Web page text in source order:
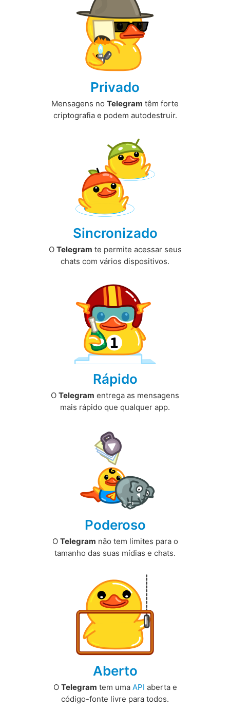
Privado
Mensagens no Telegram têm forte
criptografia e podem autodestruir.
Sincronizado
O Telegram te permite acessar seus
chats com vários dispositivos.
Rápido
O Telegram entrega as mensagens
mais rápido que qualquer app.
Poderoso
O Telegram não tem limites para o
tamanho das suas mídias e chats.
Aberto
O Telegram tem uma API aberta e
código-fonte livre para todos.